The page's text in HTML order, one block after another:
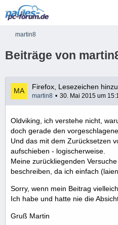
martin8
Beiträge von
Firefox, Lesezeichen
martin8 30. Mai 2015 um
Oldviking, ich verstehe nicht,
doch gerade den
Und das mit dem Zurücksetzen
aufschieben - logischerweise.
Meine zurückliegenden
beschreiben, da ich einfach
Sorry, wenn mein Beitrag
Ich habe und hatte nie die
Gruß Martin